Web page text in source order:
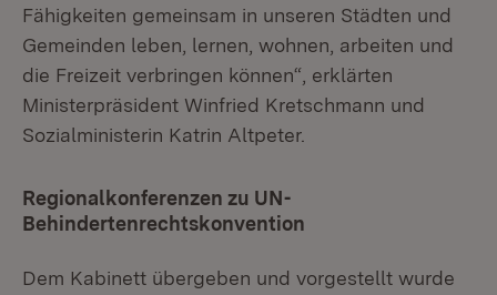
Fähigkeiten gemeinsam in unseren Städten und
Gemeinden leben, lernen, wohnen, arbeiten und
die Freizeit verbringen können“, erklärten
Ministerpräsident Winfried Kretschmann und
Sozialministerin Katrin Altpeter.
Regionalkonferenzen zu UN-
Behindertenrechtskonvention
Dem Kabinett übergeben und vorgestellt wurde